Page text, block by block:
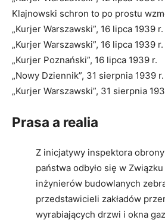
Klajnowski schron to po prostu
„Kurjer Warszawski”, 16 lipca 1939 r.
„Kurjer Warszawski”, 16 lipca 1939 r.
„Kurjer Poznański”, 16 lipca 1939 r.
„Nowy Dziennik”, 31 sierpnia 1939 r.
„Kurjer Warszawski”, 31 sierpnia
Prasa a realia
Z inicjatywy inspektora
państwa odbyło się w
inżynierów budowlanych
przedstawicieli zakładów
wyrabiających drzwi i okna